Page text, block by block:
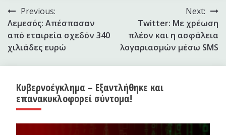
Πλοήγηση
άρθρων
Previous:
Λεμεσός: Απέσπασαν
από εταιρεία σχεδόν 340
χιλιάδες ευρώ
Next:
Twitter: Με χρέωση
πλέον και η ασφάλεια
λογαριασμών μέσω SMS
Κυβερνοέγκλημα – Εξαντλήθηκε και
επανακυκλοφορεί σύντομα!